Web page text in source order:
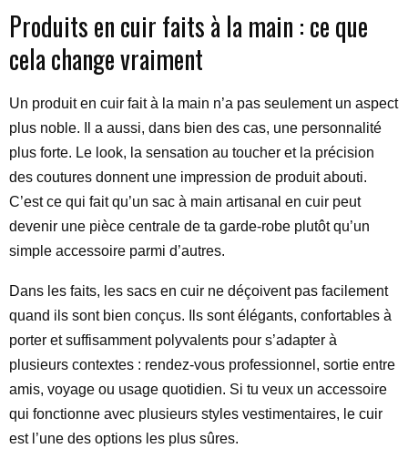
Produits en cuir faits à la main : ce que
cela change vraiment
Un produit en cuir fait à la main n’a pas seulement un aspect
plus noble. Il a aussi, dans bien des cas, une personnalité
plus forte. Le look, la sensation au toucher et la précision
des coutures donnent une impression de produit abouti.
C’est ce qui fait qu’un sac à main artisanal en cuir peut
devenir une pièce centrale de ta garde-robe plutôt qu’un
simple accessoire parmi d’autres.
Dans les faits, les sacs en cuir ne déçoivent pas facilement
quand ils sont bien conçus. Ils sont élégants, confortables à
porter et suffisamment polyvalents pour s’adapter à
plusieurs contextes : rendez-vous professionnel, sortie entre
amis, voyage ou usage quotidien. Si tu veux un accessoire
qui fonctionne avec plusieurs styles vestimentaires, le cuir
est l’une des options les plus sûres.